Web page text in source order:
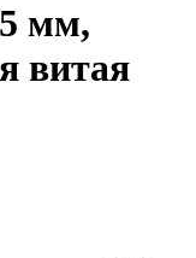
мм,
витая